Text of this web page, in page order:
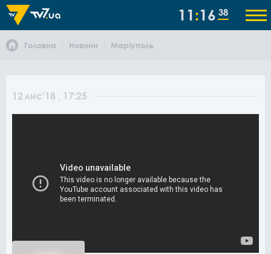
11 16 38
Головна Новини Маріуполь
12 лис'18 , 17:25